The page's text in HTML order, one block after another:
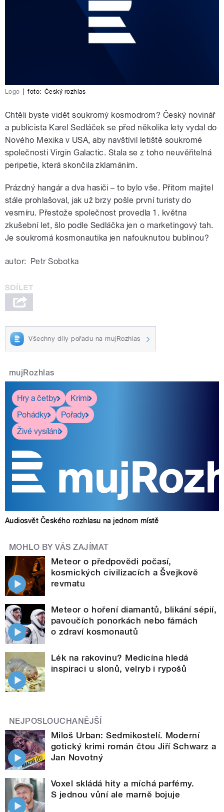
Logo foto: Český rozhlas
Chtěli byste vidět soukromý kosmodrom? Český novinář
a publicista Karel Sedláček se před několika lety vydal do
Nového Mexika v USA, aby navštívil letiště soukromé
společnosti Virgin Galactic. Stala se z toho neuvěřitelná
peripetie, která skončila zklamáním.
Prázdný hangár a dva hasiči – to bylo vše. Přitom majitel
stále prohlašoval, jak už brzy pošle první turisty do
vesmíru. Přestože společnost provedla 1. května
zkušební let, šlo podle Sedláčka jen o marketingový tah.
Je soukromá kosmonautika jen nafouknutou bublinou?
autor: Petr Sobotka
Všechny díly pořadu na mujRozhlas
mujRozhlas
Hry a četby
Krimi
Pohádky
Pořady
Živé vysílání
Audiosvět Českého rozhlasu na jednom místě
MOHLO BY VÁS ZAJÍMAT
Meteor o předpovědi počasí,
kosmických civilizacích a Švejkově
revmatu
Meteor o hoření diamantů, blikání sépií,
pavoučích ponorkách nebo fámách
o zdraví kosmonautů
Lék na rakovinu? Medicína hledá
inspiraci u slonů, velryb i rypošů
NEJPOSLOUCHANĚJŠÍ
Miloš Urban: Sedmikostelí. Moderní
gotický krimi román čtou Jiří Schwarz a
Jan Novotný
Voxel skládá hity a míchá parfémy.
S jednou vůní ale marně bojuje